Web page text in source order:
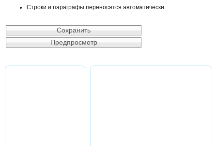
Строки и параграфы переносятся автоматически.